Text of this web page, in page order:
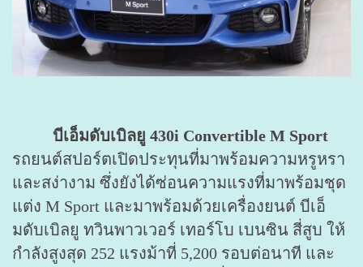
บีเอ็มดับเบิลยู 430i Convertible M Sport
รถยนต์สปอร์ตเปิดประทุนที่มาพร้อมความหรูหรา
และสง่างาม ซึ่งยังได้ซ่อนความแรงที่มาพร้อมชุด
แต่ง M Sport และมาพร้อมด้วยเครื่องยนต์ บีเอ็
มดับเบิลยู ทวินพาวเวอร์ เทอร์โบ เบนซิน สี่สูบ ให้
กำลังสูงสุด 252 แรงม้าที่ 5,200 รอบต่อนาที และ